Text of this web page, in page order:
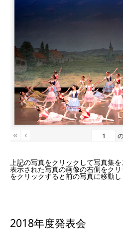
« ‹ の
上記の写真をクリックして写真集
表示された写真の画像の右側をク
をクリックすると前の写真に移動し
2018年度発表会